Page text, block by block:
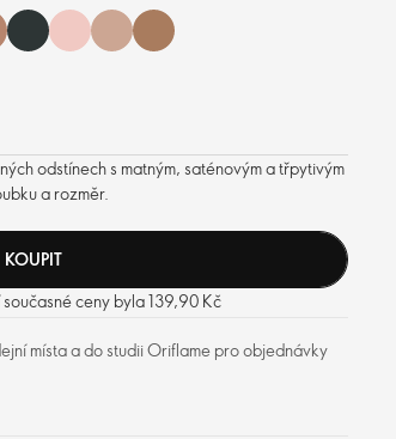
odstínech s matným, saténovým a třpytivým
a rozměr.
KOUPIT
ceny byla 139,90 Kč
místa a do studii Oriflame pro objednávky